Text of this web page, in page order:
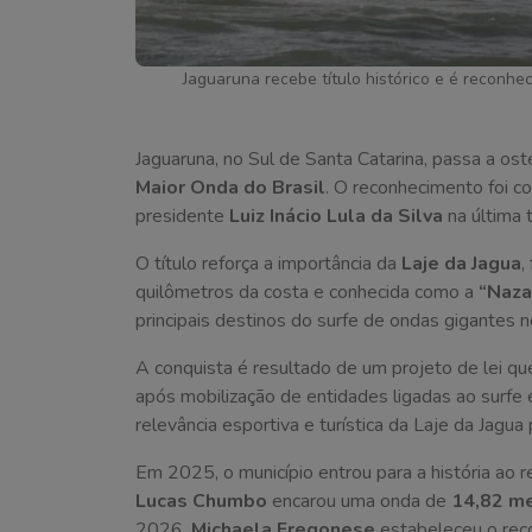
Jaguaruna recebe título histórico e é
Jaguaruna, no Sul de Santa Catarina, passa a
Maior Onda do Brasil. O reconhecimento foi
presidente Luiz Inácio Lula da Silva na última
O título reforça a importância da Laje da Jagua,
quilômetros da costa e conhecida como a
principais destinos do surfe de ondas gigantes
A conquista é resultado de um projeto de lei
após mobilização de entidades ligadas ao surfe
relevância esportiva e turística da Laje da Jagua
Em 2025, o município entrou para a história ao
Lucas Chumbo encarou uma onda de 14,82